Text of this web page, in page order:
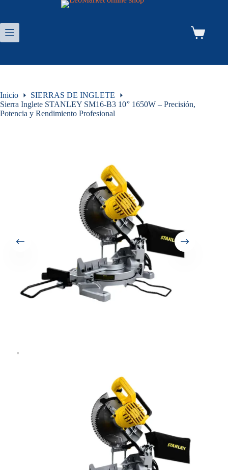
contenido
Carro
Inicio
SIERRAS DE INGLETE
Sierra Inglete STANLEY SM16-B3 10” 1650W – Precisión,
Potencia y Rendimiento Profesional